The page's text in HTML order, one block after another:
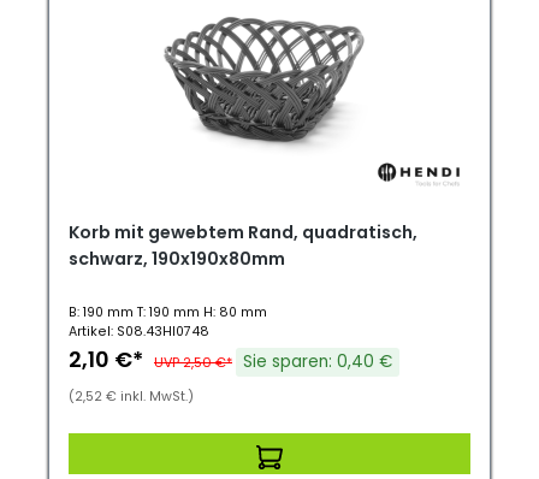
Korb mit gewebtem Rand, quadratisch,
schwarz, 190x190x80mm
B: 190 mm T: 190 mm H: 80 mm
Artikel: S08.43HI0748
2,10 €* UVP 2,50 €* Sie sparen: 0,40 €
(2,52 € inkl. MwSt.)